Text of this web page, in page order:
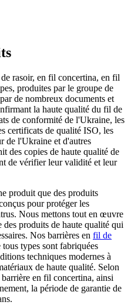
rasoir, en fil concertina, en fil
produites par le groupe de
de nombreux documents et
la haute qualité du fil de
de conformité de l'Ukraine, les
certificats de qualité ISO, les
de l'Ukraine et d'autres
des copies de haute qualité de
de vérifier leur validité et leur
produit que des produits
pour protéger les
Nous mettons tout en œuvre
produits de haute qualité qui
Nos barrières en fil de
types sont fabriquées
techniques modernes à
de haute qualité. Selon
en fil concertina, ainsi
la période de garantie de